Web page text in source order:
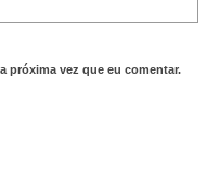
próxima vez que eu comentar.